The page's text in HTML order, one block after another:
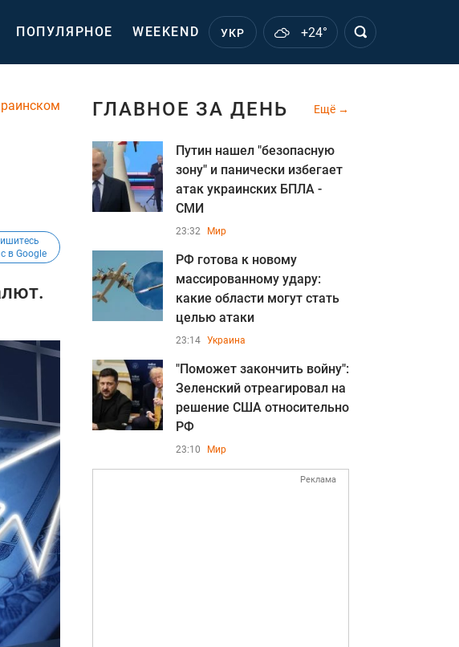
ПОПУЛЯРНОЕ WEEKEND УКР +24°
в Google
ГЛАВНОЕ ЗА ДЕНЬ Ещё
Путин нашел "безопасную
зону" и панически избегает
атак украинских БПЛА -
СМИ
23:32 Мир
РФ готова к новому
массированному удару:
какие области могут стать
целью атаки
23:14 Украина
"Поможет закончить войну":
Зеленский отреагировал на
решение США относительно
РФ
23:10 Мир
Реклама